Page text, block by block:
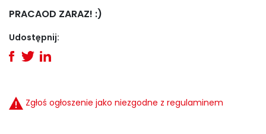
PRACAOD ZARAZ! :)
Udostępnij:
Zgłoś ogłoszenie jako niezgodne z regulaminem